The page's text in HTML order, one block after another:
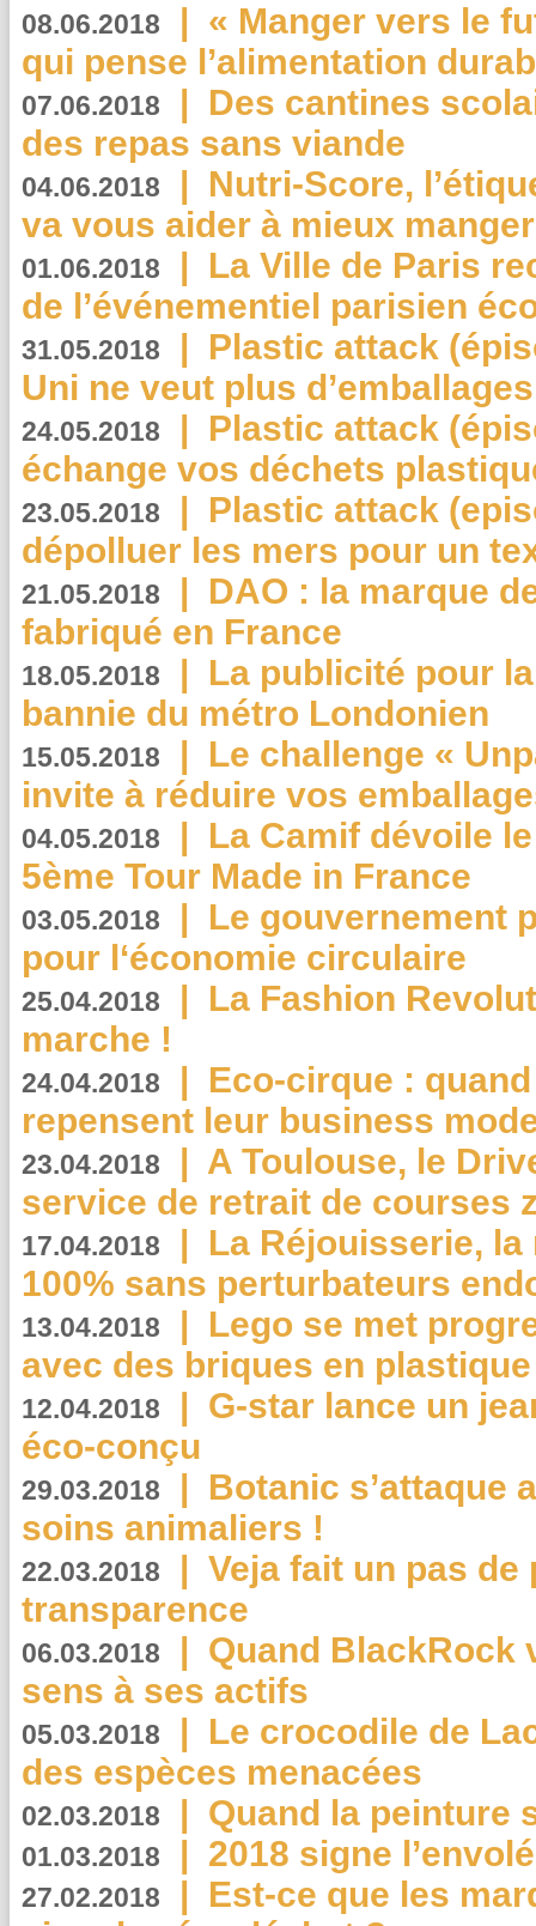
08.06.2018 | « Manger vers le
qui pense l’alimentation
07.06.2018 | Des cantines
des repas sans viande
04.06.2018 | Nutri-Score,
va vous aider à mieux
01.06.2018 | La Ville de Paris
de l’événementiel parisien
31.05.2018 | Plastic attack
Uni ne veut plus
24.05.2018 | Plastic attack
échange vos déchets
23.05.2018 | Plastic attack
dépolluer les mers pour un
21.05.2018 | DAO : la marque
fabriqué en France
18.05.2018 | La publicité pour
bannie du métro Londonien
15.05.2018 | Le challenge «
invite à réduire vos
04.05.2018 | La Camif dévoile
5ème Tour Made in France
03.05.2018 | Le gouvernement
pour l‘économie circulaire
25.04.2018 | La Fashion
marche !
24.04.2018 | Eco-cirque :
repensent leur business
23.04.2018 | A Toulouse, le
service de retrait de courses
17.04.2018 | La Réjouisserie,
100% sans perturbateurs
13.04.2018 | Lego se met
avec des briques en
12.04.2018 | G-star lance un
éco-conçu
29.03.2018 | Botanic s’attaque
soins animaliers !
22.03.2018 | Veja fait un pas de
transparence
06.03.2018 | Quand BlackRock
sens à ses actifs
05.03.2018 | Le crocodile de
des espèces menacées
02.03.2018 | Quand la peinture
01.03.2018 | 2018 signe
27.02.2018 | Est-ce que les